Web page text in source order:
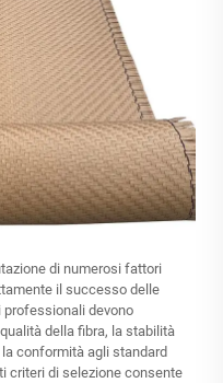
di numerosi fattori
il successo delle
devono
della fibra, la stabilità
conformità agli standard
criteri di selezione consente